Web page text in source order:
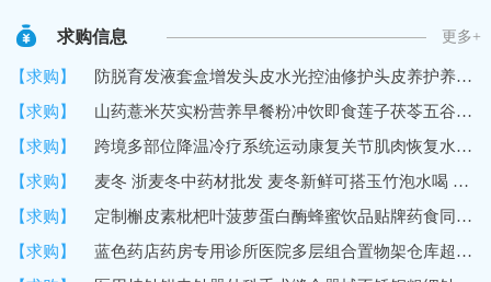
求购信息 更多+
【求购】
防脱育发液套盒增发头皮水光控油修护头皮养护养发馆生发液育发液
【求购】
山药薏米芡实粉营养早餐粉冲饮即食莲子茯苓五谷代餐粉
【求购】
跨境多部位降温冷疗系统运动康复关节肌肉恢复水循环冷敷机冷疗垫
【求购】
麦冬 浙麦冬中药材批发 麦冬新鲜可搭玉竹泡水喝 黄芪党参
【求购】
定制槲皮素枇杷叶菠萝蛋白酶蜂蜜饮品贴牌药食同源口服饮品加工厂
【求购】
蓝色药店药房专用诊所医院多层组合置物架仓库超市货架商用展示架